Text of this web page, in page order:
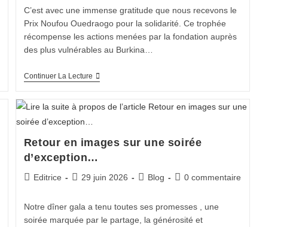
C’est avec une immense gratitude que nous recevons le
Prix Noufou Ouedraogo pour la solidarité. Ce trophée
récompense les actions menées par la fondation auprès
des plus vulnérables au Burkina…
Continuer La Lecture
Retour en images sur une soirée
d’exception…
Editrice 29 juin 2026 Blog 0 commentaire
Notre dîner gala a tenu toutes ses promesses , une
soirée marquée par le partage, la générosité et